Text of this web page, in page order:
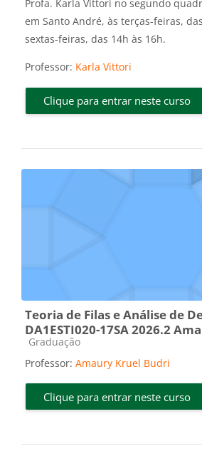
Profa. Karla Vittori no segundo
em Santo André, às terças-feiras,
sextas-feiras, das 14h às 16h.
Professor: Karla Vittori
Clique para entrar neste curso
Teoria de Filas e Análise de
DA1ESTI020-17SA 2026.2
Categoria do curso
Graduação
Professor: Amaury Kruel Budri
Clique para entrar neste curso